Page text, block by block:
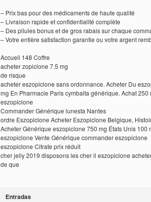
– Prix bas pour des médicaments de haute qualité
– Livraison rapide et confidentialité complète
– Des pilules bonus et de gros rabais sur chaque
– Votre entière satisfaction garantie ou votre argent
Accueil 148 Coffre
acheter zopiclone 7.5 mg
de risque
acheter eszopiclone sans ordonnance. Acheter Du
mg En Pharmacie Paris cymbalta générique. Achat 250
eszopiclone
Commander Générique lunesta Nantes
ordre Eszopiclone Acheter Eszopiclone Belgique,
Acheter Générique eszopiclone 750 mg États Unis 100
eszopiclone Vente Générique commander eszopiclone
eszopiclone Citrate prix réduit
cher jelly 2019 disposons les cher il eszopiclone
de que
Entradas